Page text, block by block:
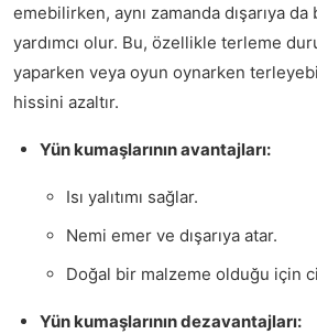
emebilirken, aynı zamanda dışarıya
yardımcı olur. Bu, özellikle terleme
yaparken veya oyun oynarken
hissini azaltır.
Yün kumaşlarının avantajları:
Isı yalıtımı sağlar.
Nemi emer ve dışarıya atar.
Doğal bir malzeme olduğu için
Yün kumaşlarının dezavantajları: